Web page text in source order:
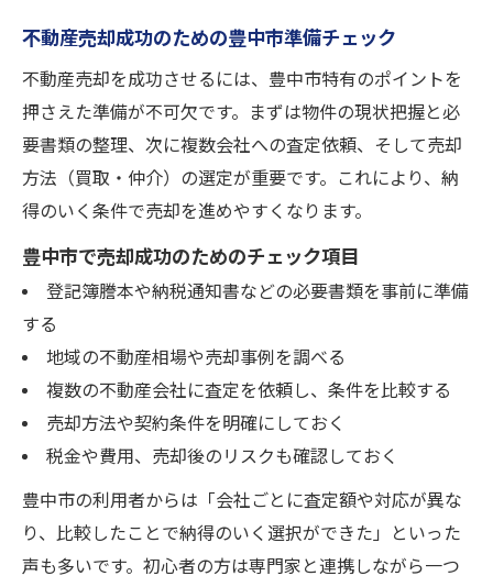
不動産売却成功のための豊中市準備チェック
不動産売却を成功させるには、豊中市特有のポイントを
押さえた準備が不可欠です。まずは物件の現状把握と必
要書類の整理、次に複数会社への査定依頼、そして売却
方法（買取・仲介）の選定が重要です。これにより、納
得のいく条件で売却を進めやすくなります。
豊中市で売却成功のためのチェック項目
登記簿謄本や納税通知書などの必要書類を事前に準備
する
地域の不動産相場や売却事例を調べる
複数の不動産会社に査定を依頼し、条件を比較する
売却方法や契約条件を明確にしておく
税金や費用、売却後のリスクも確認しておく
豊中市の利用者からは「会社ごとに査定額や対応が異な
り、比較したことで納得のいく選択ができた」といった
声も多いです。初心者の方は専門家と連携しながら一つ